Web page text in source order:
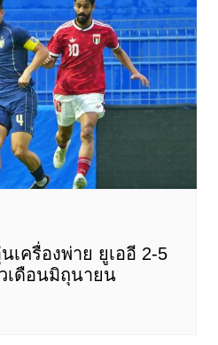
เครื่องพ่าย ยูเออี 2-5
เดือนมิถุนายน